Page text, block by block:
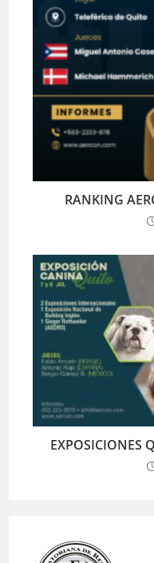
RANKING
EXPOSICIONES